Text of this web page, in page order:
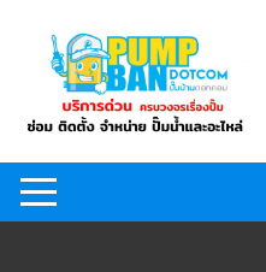
content